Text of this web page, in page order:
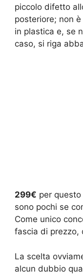
piccolo difetto
posteriore; non
in plastica e, se
caso, si riga
299€ per
sono pochi se
Come unico
fascia di prezzo,
La scelta
alcun dubbio